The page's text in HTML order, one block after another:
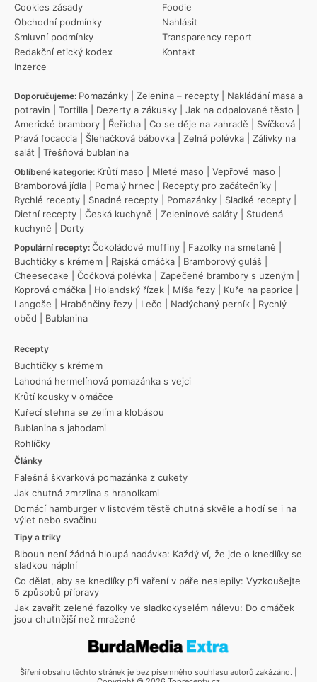
Cookies zásady
Obchodní podmínky
Smluvní podmínky
Redakční etický kodex
Inzerce
Foodie
Nahlásit
Transparency report
Kontakt
Doporučujeme: Pomazánky Zelenina – recepty
Nakládání masa a
potravin
Tortilla Dezerty a zákusky Jak na odpalované těsto
Americké brambory
Řeřicha Co se děje na zahradě Svíčková
Pravá focaccia
Šlehačková bábovka Zelná polévka
Zálivky na
salát
Třešňová bublanina
Oblíbené kategorie: Krůtí maso Mleté maso Vepřové maso
Bramborová jídla
Pomalý hrnec Recepty pro začátečníky
Rychlé recepty
Snadné recepty Pomazánky Sladké recepty
Dietní recepty
Česká kuchyně Zeleninové saláty
Studená
kuchyně
Dorty
Populární recepty: Čokoládové muffiny Fazolky na smetaně
Buchtičky s krémem
Rajská omáčka Bramborový guláš
Cheesecake
Čočková polévka Zapečené brambory s uzeným
Koprová omáčka
Holandský řízek Míša řezy Kuře na paprice
Langoše
Hraběnčiny řezy Lečo Nadýchaný perník
Rychlý
oběd
Bublanina
Recepty
Buchtičky s krémem
Lahodná hermelínová pomazánka s vejci
Krůtí kousky v omáčce
Kuřecí stehna se zelím a klobásou
Bublanina s jahodami
Rohlíčky
Články
Falešná škvarková pomazánka z cukety
Jak chutná zmrzlina s hranolkami
Domácí hamburger v listovém těstě chutná skvěle a hodí se i na
výlet nebo svačinu
Tipy a triky
Blboun není žádná hloupá nadávka: Každý ví, že jde o knedlíky se
sladkou náplní
Co dělat, aby se knedlíky při vaření v páře neslepily: Vyzkoušejte
5 způsobů přípravy
Jak zavařit zelené fazolky ve sladkokyselém nálevu: Do omáček
jsou chutnější než mražené
Šíření obsahu těchto stránek je bez písemného souhlasu autorů zakázáno. |